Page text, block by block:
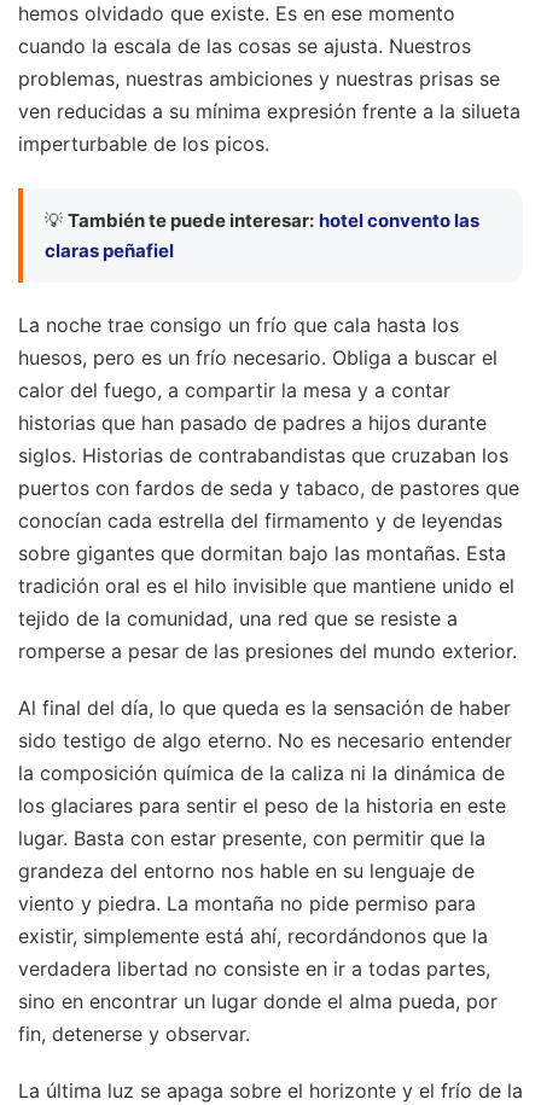
hemos olvidado que existe. Es en ese momento
cuando la escala de las cosas se ajusta. Nuestros
problemas, nuestras ambiciones y nuestras prisas se
ven reducidas a su mínima expresión frente a la silueta
imperturbable de los picos.
💡 También te puede interesar: hotel convento las
claras peñafiel
La noche trae consigo un frío que cala hasta los
huesos, pero es un frío necesario. Obliga a buscar el
calor del fuego, a compartir la mesa y a contar
historias que han pasado de padres a hijos durante
siglos. Historias de contrabandistas que cruzaban los
puertos con fardos de seda y tabaco, de pastores que
conocían cada estrella del firmamento y de leyendas
sobre gigantes que dormitan bajo las montañas. Esta
tradición oral es el hilo invisible que mantiene unido el
tejido de la comunidad, una red que se resiste a
romperse a pesar de las presiones del mundo exterior.
Al final del día, lo que queda es la sensación de haber
sido testigo de algo eterno. No es necesario entender
la composición química de la caliza ni la dinámica de
los glaciares para sentir el peso de la historia en este
lugar. Basta con estar presente, con permitir que la
grandeza del entorno nos hable en su lenguaje de
viento y piedra. La montaña no pide permiso para
existir, simplemente está ahí, recordándonos que la
verdadera libertad no consiste en ir a todas partes,
sino en encontrar un lugar donde el alma pueda, por
fin, detenerse y observar.
La última luz se apaga sobre el horizonte y el frío de la